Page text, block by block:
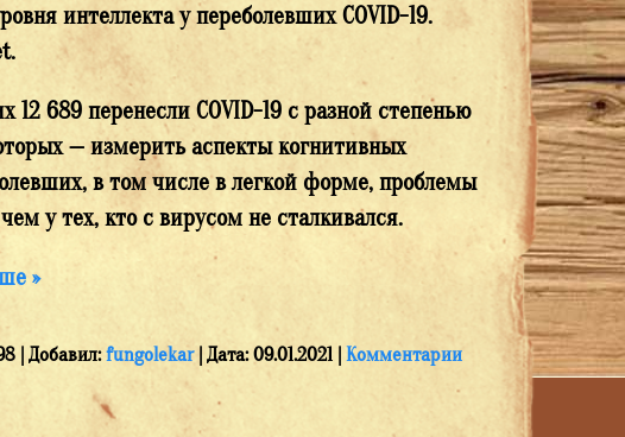
интеллекта у переболевших COVID-19.
12 689 перенесли COVID-19 с разной степенью
— измерить аспекты когнитивных
в том числе в легкой форме, проблемы
у тех, кто с вирусом не сталкивался.
»
| Добавил: fungolekar | Дата: 09.01.2021 | Комментарии